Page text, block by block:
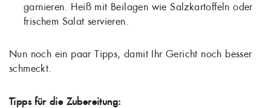
garnieren. Heiß mit Beilagen wie Salzkartoffeln oder
frischem Salat servieren.
Nun noch ein paar Tipps, damit Ihr Gericht noch besser
schmeckt.
Tipps für die Zubereitung: